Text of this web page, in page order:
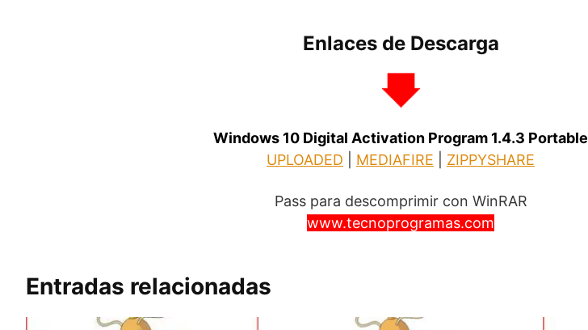
Enlaces de Descarga
Windows 10 Digital Activation Program 1.4.3 Portable
UPLOADED
MEDIAFIRE ZIPPYSHARE
Pass para descomprimir con WinRAR
www.tecnoprogramas.com
Entradas relacionadas